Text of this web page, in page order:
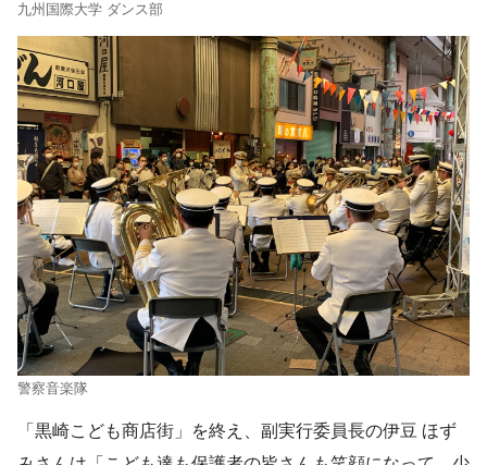
九州国際大学 ダンス部
警察音楽隊
「黒崎こども商店街」を終え、副実行委員長の伊豆 ほず